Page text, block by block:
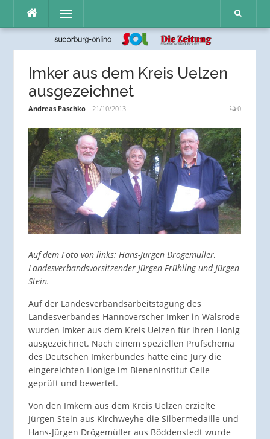
Inhalt
Menü
Imker aus dem Kreis Uelzen
ausgezeichnet
Andreas Paschko 21/10/2013 0
Auf dem Foto von links: Hans-Jürgen Drögemüller,
Landesverbandsvorsitzender Jürgen Frühling und Jürgen
Stein.
Auf der Landesverbandsarbeitstagung des
Landesverbandes Hannoverscher Imker in Walsrode
wurden Imker aus dem Kreis Uelzen für ihren Honig
ausgezeichnet. Nach einem speziellen Prüfschema
des Deutschen Imkerbundes hatte eine Jury die
eingereichten Honige im Bieneninstitut Celle
geprüft und bewertet.
Von den Imkern aus dem Kreis Uelzen erzielte
Jürgen Stein aus Kirchweyhe die Silbermedaille und
Hans-Jürgen Drögemüller aus Böddenstedt wurde